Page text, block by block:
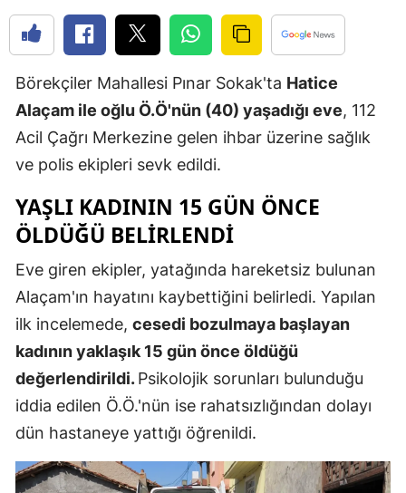
Edirne
Elazığ
Erzincan
Erzurum
Gümüşhane
Hakkari
Isparta
İstanbul
Börekçiler Mahallesi Pınar Sokak'ta Hatice
Alaçam ile oğlu Ö.Ö'nün (40) yaşadığı eve, 112
Acil Çağrı Merkezine gelen ihbar üzerine sağlık
ve polis ekipleri sevk edildi.
YAŞLI KADININ 15 GÜN ÖNCE
ÖLDÜĞÜ BELİRLENDİ
Eve giren ekipler, yatağında hareketsiz bulunan
Alaçam'ın hayatını kaybettiğini belirledi. Yapılan
ilk incelemede, cesedi bozulmaya başlayan
kadının yaklaşık 15 gün önce öldüğü
değerlendirildi.Psikolojik sorunları bulunduğu
iddia edilen Ö.Ö.'nün ise rahatsızlığından dolayı
dün hastaneye yattığı öğrenildi.